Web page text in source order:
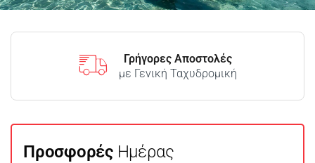
Γρήγορες Αποστολές
με Γενική Ταχυδρομική
ΠροσφορέςΗμέρας